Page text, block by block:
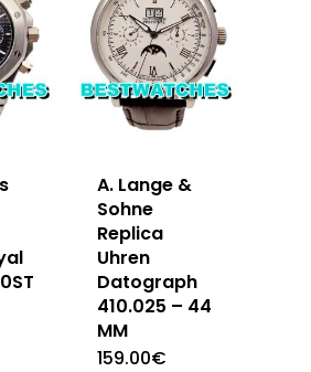
A. Lange &
Sohne
Replica
Uhren
Datograph
410.025 – 44
MM
159.00€